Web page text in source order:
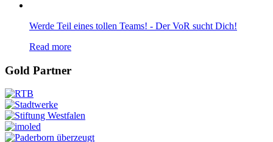
Werde Teil eines tollen Teams! - Der VoR sucht Dich!
Read more
Gold Partner